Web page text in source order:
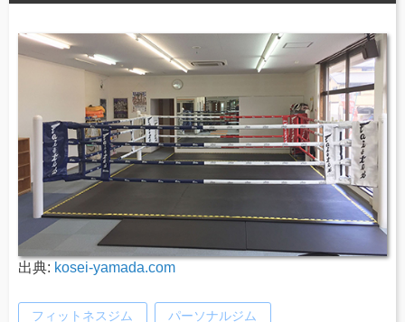
出典: kosei-yamada.com
フィットネスジム パーソナルジム